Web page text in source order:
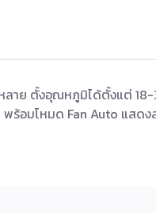
าย ตั้งอุณหภูมิได้ตั้งแต่
อมโหมด Fan Auto แสดง